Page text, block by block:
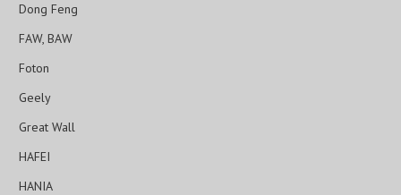
Dong Feng
FAW, BAW
Foton
Geely
Great Wall
HAFEI
HANIA